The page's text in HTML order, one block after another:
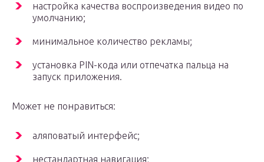
настройка качества воспроизведения видео по
умолчанию;
минимальное количество рекламы;
установка PIN-кода или отпечатка пальца на
запуск приложения.
Может не понравиться:
аляповатый интерфейс;
нестандартная навигация;